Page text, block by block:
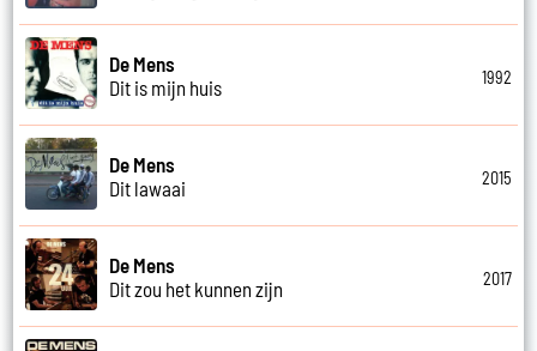
De Mens
Dit is mijn huis
1992
De Mens
Dit lawaai
2015
De Mens
Dit zou het kunnen zijn
2017